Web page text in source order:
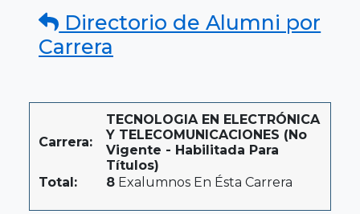
Directorio de Alumni por
Carrera
Carrera:
TECNOLOGIA EN ELECTRÓNICA
Y TELECOMUNICACIONES (No
Vigente - Habilitada Para
Títulos)
Total:
8 Exalumnos En Ésta Carrera